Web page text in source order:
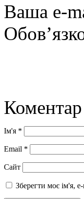
Ваша e-
Коментар
Ім'я *
Email *
Сайт
Зберегти моє ім'я,